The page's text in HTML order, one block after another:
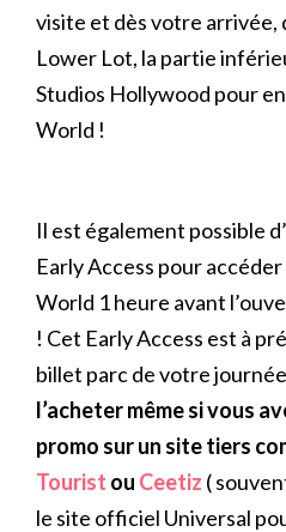
visite et dès votre arrivée,
Lower Lot, la partie
Studios Hollywood pour
World !
Il est également possible
Early Access pour
World 1 heure avant
! Cet Early Access est à
billet parc de votre
l’acheter même si vous
promo sur un site tiers
Tourist ou Ceetiz (
le site officiel Universal